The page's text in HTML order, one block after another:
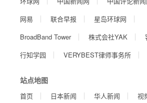
网易
联合早报
星岛环球网
BroadBand Tower
株式会社YAK
行知学园
VERYBEST律师事务所
站点地图
首页 日本新闻 华人新闻 视